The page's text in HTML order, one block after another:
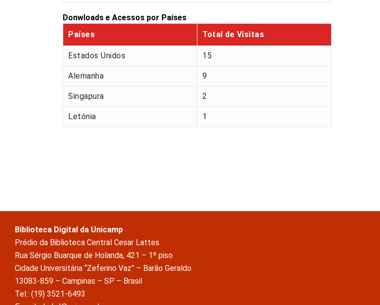
Donwloads e Acessos por Países
Países
Total de Visitas
Estados Unidos 15
Alemanha 9
Singapura 2
Letónia 1
Biblioteca Digital da Unicamp
Prédio da Biblioteca Central Cesar Lattes
Rua Sérgio Buarque de Holanda, 421 – 1º piso
Cidade Universitária “Zeferino Vaz” – Barão Geraldo
13083-859 – Campinas – SP – Brasil
Tel.: (19) 3521-6493